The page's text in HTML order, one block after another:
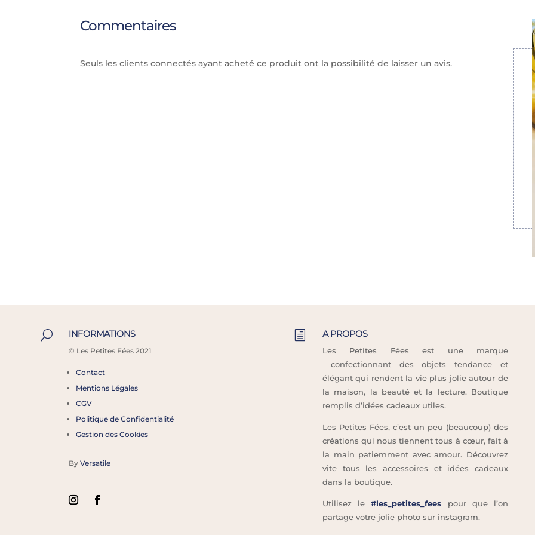
Commentaires
Seuls les clients connectés ayant acheté ce produit ont la possibilité de laisser un avis.
U INFORMATIONS
© Les Petites Fées 2021
Contact
Mentions Légales
CGV
Politique de Confidentialité
Gestion des Cookies
By Versatile
h A PROPOS
Les Petites Fées est une marque
confectionnant des objets tendance et
élégant qui rendent la vie plus jolie autour de
la maison, la beauté et la lecture. Boutique
remplis d’idées cadeaux utiles.
Les Petites Fées, c’est un peu (beaucoup) des
créations qui nous tiennent tous à cœur, fait à
la main patiemment avec amour. Découvrez
vite tous les accessoires et idées cadeaux
dans la boutique.
Utilisez le #les_petites_fees pour que l’on
partage votre jolie photo sur instagram.